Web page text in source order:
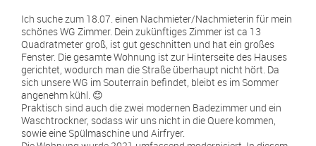
Ich suche zum 18.07. einen Nachmieter/Nachmieterin für mein
schönes WG Zimmer. Dein zukünftiges Zimmer ist ca 13
Quadratmeter groß, ist gut geschnitten und hat ein großes
Fenster. Die gesamte Wohnung ist zur Hinterseite des Hauses
gerichtet, wodurch man die Straße überhaupt nicht hört. Da
sich unsere WG im Souterrain befindet, bleibt es im Sommer
angenehm kühl. 😊
Praktisch sind auch die zwei modernen Badezimmer und ein
Waschtrockner, sodass wir uns nicht in die Quere kommen,
sowie eine Spülmaschine und Airfryer.